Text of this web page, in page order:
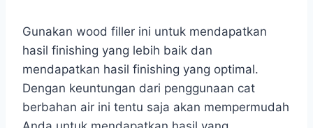
Gunakan wood filler ini untuk mendapatkan
hasil finishing yang lebih baik dan
mendapatkan hasil finishing yang optimal.
Dengan keuntungan dari penggunaan cat
berbahan air ini tentu saja akan mempermudah